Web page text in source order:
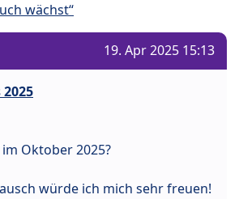
wächst“
19. Apr 2025 15:13
Oktober 2025?
würde ich mich sehr freuen!